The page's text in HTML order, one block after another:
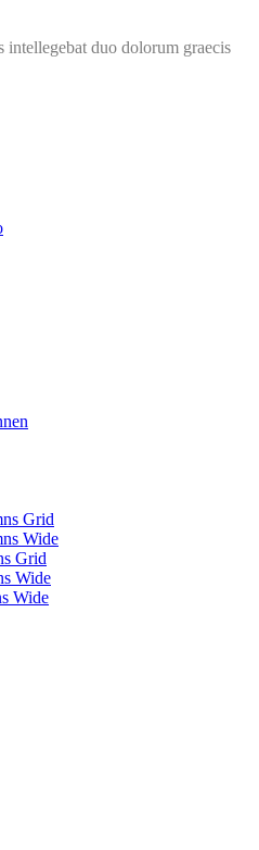
duo dolorum graecis
Grid
Wide
Grid
Wide
Wide